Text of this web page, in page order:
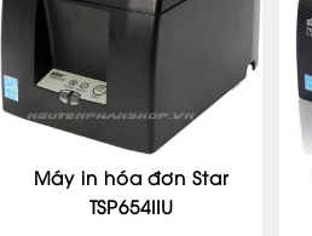
Máy in hóa đơn Star
TSP654IIU